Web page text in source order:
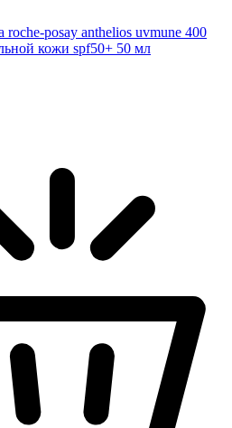
posay anthelios uvmune 400
кожи spf50+ 50 мл